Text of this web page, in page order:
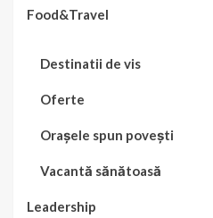
Food&Travel
Destinatii de vis
Oferte
Orașele spun povești
Vacantă sănătoasă
Leadership